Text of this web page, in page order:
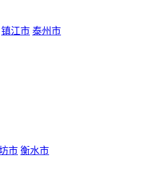
镇江市 泰州市
市 衡水市